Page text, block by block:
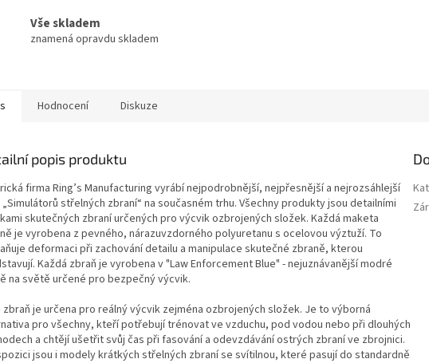
Vše skladem
znamená opravdu skladem
Hodnocení Diskuze
popis produktu
firma Ring’s Manufacturing vyrábí nejpodrobnější, nejpřesnější a nejrozsáhlejší
střelných zbraní“ na současném trhu. Všechny produkty jsou detailními
skutečných zbraní určených pro výcvik ozbrojených složek. Každá maketa
je vyrobena z pevného, nárazuvzdorného polyuretanu s ocelovou výztuží. To
deformaci při zachování detailu a manipulace skutečné zbraně, kterou
Každá zbraň je vyrobena v "Law Enforcement Blue" - nejuznávanější modré
na světě určené pro bezpečný výcvik.
zbraň je určena pro reálný výcvik zejména ozbrojených složek. Je to výborná
pro všechny, kteří potřebují trénovat ve vzduchu, pod vodou nebo při dlouhých
a chtějí ušetřit svůj čas při fasování a odevzdávání ostrých zbraní ve zbrojnici.
jsou i modely krátkých střelných zbraní se svítilnou, které pasují do standardně